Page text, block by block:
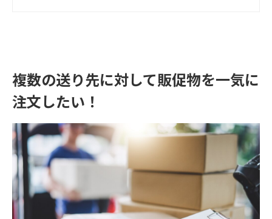
複数の送り先に対して販促物を一気に
注文したい！